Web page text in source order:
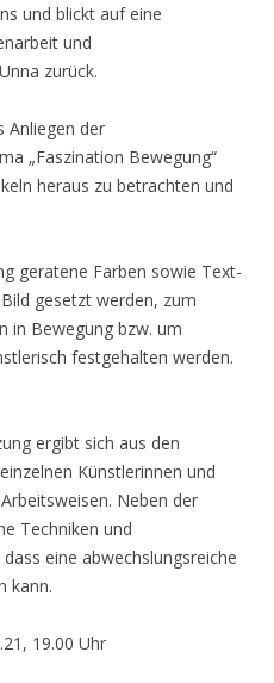
und blickt auf eine
und
zurück.
Anliegen der
„Faszination Bewegung“
heraus zu betrachten und
geratene Farben sowie Text-
gesetzt werden, zum
in Bewegung bzw. um
festgehalten werden.
ergibt sich aus den
Künstlerinnen und
Neben der
Techniken und
eine abwechslungsreiche
kann.
19.00 Uhr